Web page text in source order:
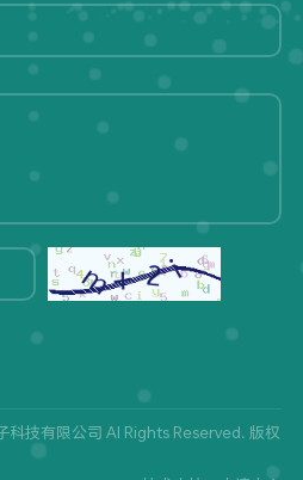
科技有限公司 Al Rights Reserved. 版权